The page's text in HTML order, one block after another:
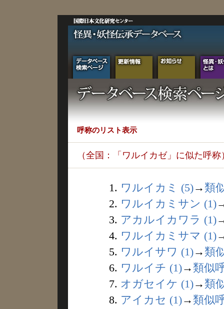
呼称のリスト表示
（全国：「ワルイカゼ」に似た呼称
1. ワルイカミ (5)→ 類
2. ワルイカミサン (1)
3. アカルイカワラ (1)
4. ワルイカミサマ (1)
5. ワルイサワ (1)→ 類
6. ワルイチ (1)→ 類似
7. オガセイケ (1)→ 類
8. アイカセ (1)→ 類似